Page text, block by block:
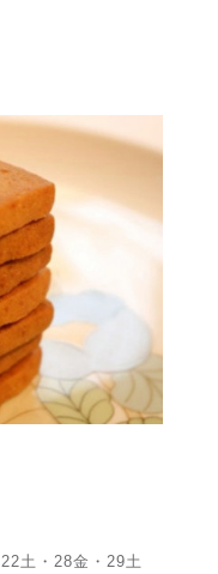
土・28金・29土